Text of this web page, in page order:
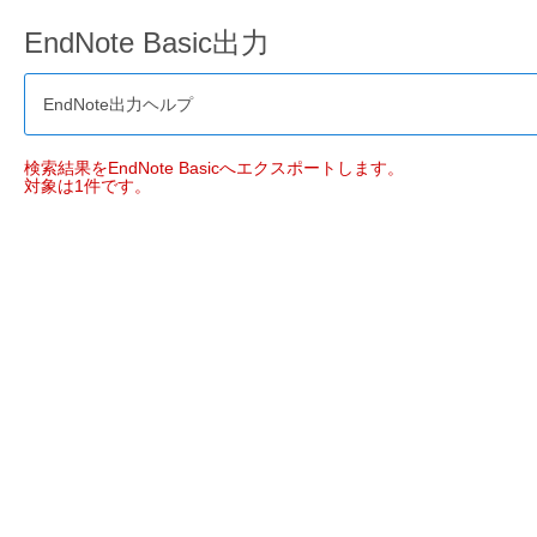
EndNote Basic出力
EndNote出力ヘルプ
検索結果をEndNote Basicへエクスポートします。
対象は1件です。